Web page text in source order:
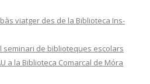
viatger des de la Biblioteca Ins-
seminari de biblioteques escolars
a la Biblioteca Comarcal de Móra